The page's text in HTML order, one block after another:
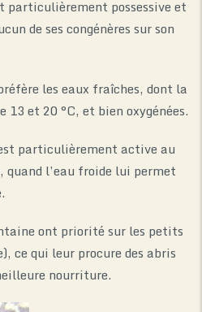
particulièrement possessive et
de ses congénères sur son
les eaux fraîches, dont la
et 20 °C, et bien oxygénées.
particulièrement active au
l’eau froide lui permet
ont priorité sur les petits
ce qui leur procure des abris
nourriture.